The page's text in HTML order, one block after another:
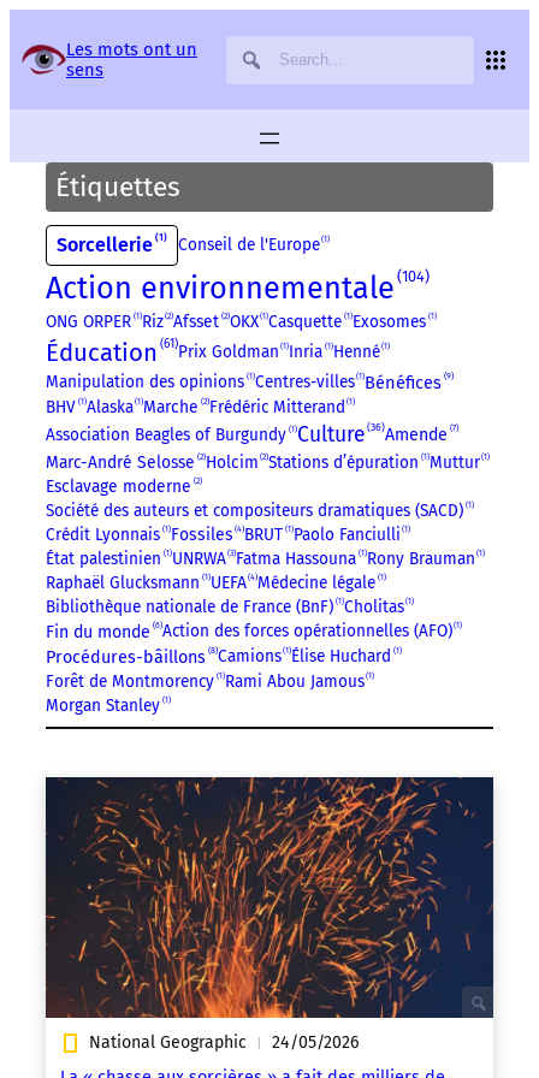
Les mots ont un
sens
Étiquettes
Sorcellerie 1 Conseil de l'Europe 1
Action environnementale 104
ONG ORPER 1 Riz 2 Afsset 2 OKX 1 Casquette 1 Exosomes 1
Éducation 61 Prix Goldman 1 Inria 1 Henné 1
Manipulation des opinions 1 Centres-villes 1 Bénéfices 9
BHV 1 Alaska 1 Marche 2 Frédéric Mitterand 1
Association Beagles of Burgundy 1 Culture 36 Amende 7
Marc-André Selosse 2 Holcim 2 Stations d’épuration 1 Muttur 1
Esclavage moderne 2
Société des auteurs et compositeurs dramatiques (SACD) 1
Crédit Lyonnais 1 Fossiles 4 BRUT 1 Paolo Fanciulli 1
État palestinien 1 UNRWA 3 Fatma Hassouna 1 Rony Brauman 1
Raphaël Glucksmann 1 UEFA 4 Médecine légale 1
Bibliothèque nationale de France (BnF) 1 Cholitas 1
Fin du monde 6 Action des forces opérationnelles (AFO) 1
Procédures-bâillons 8 Camions 1 Élise Huchard 1
Forêt de Montmorency 1 Rami Abou Jamous 1
Morgan Stanley 1
National Geographic | 24/05/2026
Panneau de gestion des services